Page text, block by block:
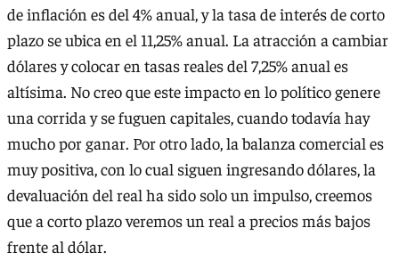
de inflación es del 4% anual, y la tasa de interés de corto
plazo se ubica en el 11,25% anual. La atracción a cambiar
dólares y colocar en tasas reales del 7,25% anual es
altísima. No creo que este impacto en lo político genere
una corrida y se fuguen capitales, cuando todavía hay
mucho por ganar. Por otro lado, la balanza comercial es
muy positiva, con lo cual siguen ingresando dólares, la
devaluación del real ha sido solo un impulso, creemos
que a corto plazo veremos un real a precios más bajos
frente al dólar.